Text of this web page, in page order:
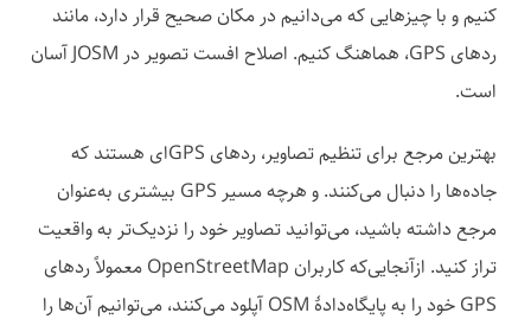
کنیم و با چیزهایی که می‌دانیم در مکان صحیح قرار دارد، مانند
ردهای GPS، هماهنگ کنیم. اصلاح افست تصویر در JOSM آسان
است.
بهترین مرجع برای تنظیم تصاویر، ردهای GPSای هستند که
جاده‌ها را دنبال می‌کنند. و هرچه مسیر GPS بیشتری به‌عنوان
مرجع داشته باشید، می‌توانید تصاویر خود را نزدیک‌تر به واقعیت
تراز کنید. ازآنجایی‌که کاربران OpenStreetMap معمولاً ردهای
GPS خود را به پایگاه‌دادهٔ OSM آپلود می‌کنند، می‌توانیم آن‌ها را